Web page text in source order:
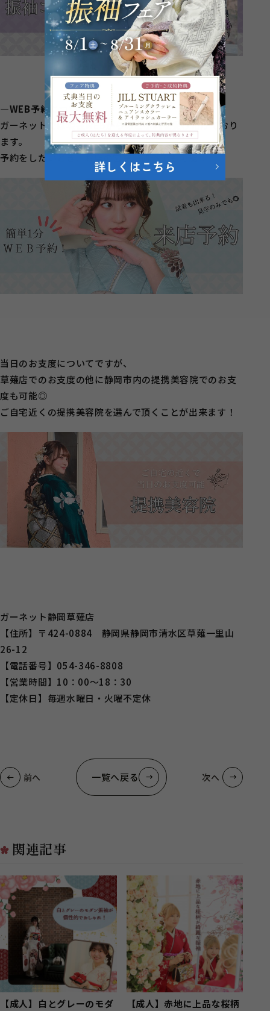
―WEB予約について―
ガーネットでは現在WEBからのご予約を受け付けており
ます。
予約をしたいとき、お店の営業時間外でも可能！
当日のお支度についてですが、
草薙店でのお支度の他に静岡市内の提携美容院でのお支
度も可能◎
ご自宅近くの提携美容院を選んで頂くことが出来ます！
ガーネット静岡草薙店
【住所】〒424-0884 静岡県静岡市清水区草薙一里山
26-12
【電話番号】054-346-8808
【営業時間】10：00～18：30
【定休日】毎週水曜日・火曜不定休
前へ 一覧へ戻る 次へ
関連記事
【成人】白とグレーのモダ
【成人】赤地に上品な桜柄